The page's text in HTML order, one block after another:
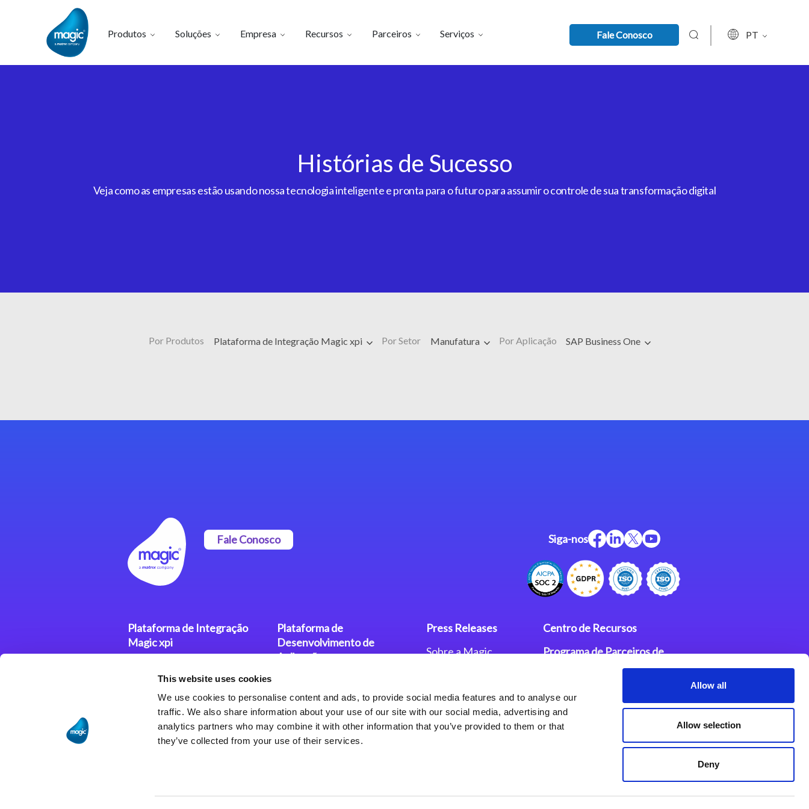
This website uses cookies
We use cookies to personalise content and ads, to provide social media features and to analyse our
traffic. We also share information about your use of our site with our social media, advertising and
analytics partners who may combine it with other information that you’ve provided to them or that
they’ve collected from your use of their services.
Allow all
Allow selection
Deny
Produtos Soluções Empresa Recursos Parceiros Serviços Fale Conosco PT
Histórias de Sucesso
Veja como as empresas estão usando nossa tecnologia inteligente e pronta para o futuro para assumir o controle de sua transformação digital
Por Produtos Plataforma de Integração Magic xpi Por Setor Manufatura Por Aplicação SAP Business One
Fale Conosco Siga-nos
Plataforma de Integração
Magic xpi
Plataforma de
Desenvolvimento de
Aplicações
xpa
Framework de Aplicações
Web do Magic xpa
Press Releases
Sobre a Magic
Política de Privacidade
Política de Privacidade
Centro de Recursos
Programa de Parceiros de
Integração Magic